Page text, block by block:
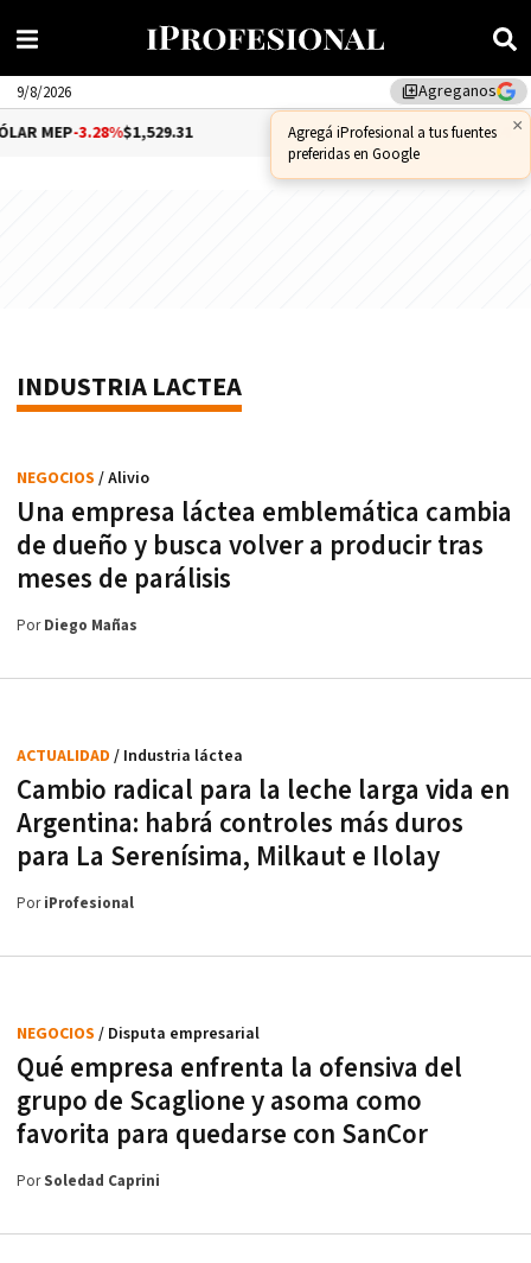
library_addAgreganos
×
Agregá iProfesional a tus fuentes
preferidas en Google
9/8/2026
MEP-3.28%$1,529.31 DÓLAR CCL-1.25% $1,556.14
INDUSTRIA LACTEA
Una empresa láctea emblemática cambia
de dueño y busca volver a producir tras
meses de parálisis
NEGOCIOS / Alivio
PorDiego Mañas
Cambio radical para la leche larga vida en
Argentina: habrá controles más duros
para La Serenísima, Milkaut e Ilolay
ACTUALIDAD / Industria láctea
PoriProfesional
Qué empresa enfrenta la ofensiva del
grupo de Scaglione y asoma como
favorita para quedarse con SanCor
NEGOCIOS / Disputa empresarial
PorSoledad Caprini